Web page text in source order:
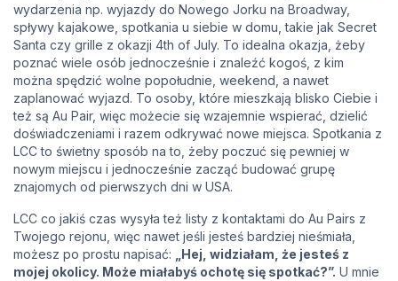
wydarzenia np. wyjazdy do Nowego Jorku na Broadway,
spływy kajakowe, spotkania u siebie w domu, takie jak Secret
Santa czy grille z okazji 4th of July. To idealna okazja, żeby
poznać wiele osób jednocześnie i znaleźć kogoś, z kim
można spędzić wolne popołudnie, weekend, a nawet
zaplanować wyjazd. To osoby, które mieszkają blisko Ciebie i
też są Au Pair, więc możecie się wzajemnie wspierać, dzielić
doświadczeniami i razem odkrywać nowe miejsca. Spotkania z
LCC to świetny sposób na to, żeby poczuć się pewniej w
nowym miejscu i jednocześnie zacząć budować grupę
znajomych od pierwszych dni w USA.
LCC co jakiś czas wysyła też listy z kontaktami do Au Pairs z
Twojego rejonu, więc nawet jeśli jesteś bardziej nieśmiała,
możesz po prostu napisać:
„Hej, widziałam, że jesteś z
mojej okolicy. Może miałabyś ochotę się spotkać?”. U mnie